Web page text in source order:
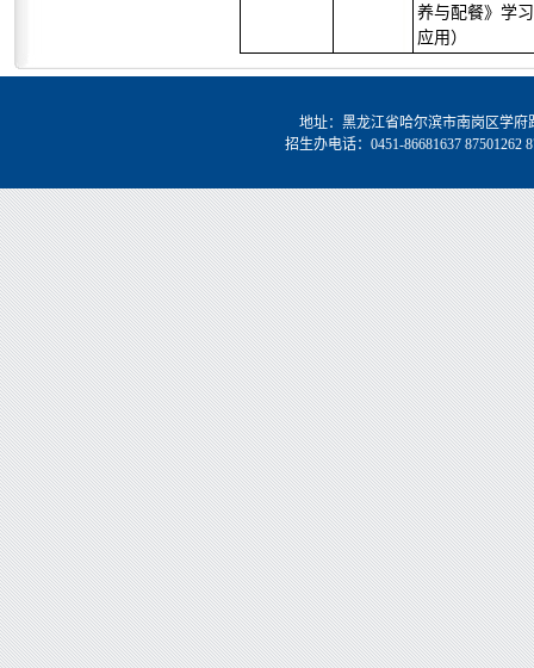
养与配餐》学
应用）
地址：黑龙江省哈尔滨市南岗区学
招生办电话：0451-86681637 87501262